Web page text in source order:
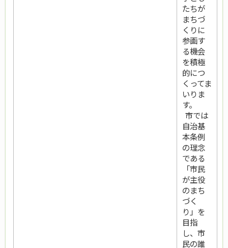
たちが
まちづ
くりに
参画す
る機会
を積極
的につ
くってま
いりま
す。
市では
自治基
本条例
の理念
である
「市民
が主役
のまち
づく
り」を
目指
し、市
民の誰